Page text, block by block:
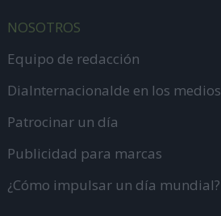
NOSOTROS
Equipo de redacción
DiaInternacionalde en los medios
Patrocinar un día
Publicidad para marcas
¿Cómo impulsar un día mundial?